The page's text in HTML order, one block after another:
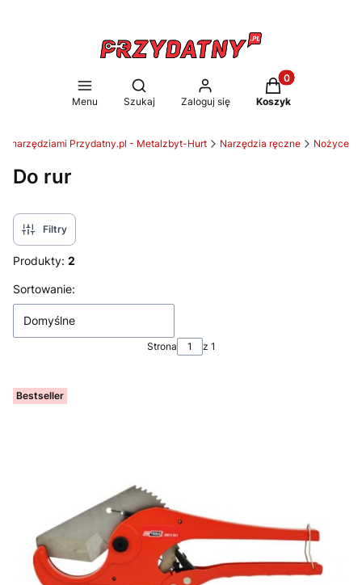
Menu
Otwórz wyszukiwarkę
Szukaj Zaloguj się
Produkty w
Koszyk
z narzędziami Przydatny.pl - Metalzbyt-Hurt Narzędzia ręczne Nożyce
Do rur
Filtry
Produkty: 2
Lista produktów
Sortowanie:
Domyślne
Strona z 1
Bestseller